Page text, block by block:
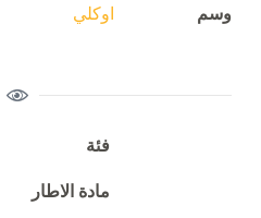
وسم اوكلي
فئة
مادة الاطار